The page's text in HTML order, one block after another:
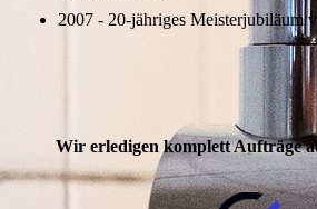
2007 - 20-jähriges Meisterjubiläum
Wir erledigen komplett Aufträge